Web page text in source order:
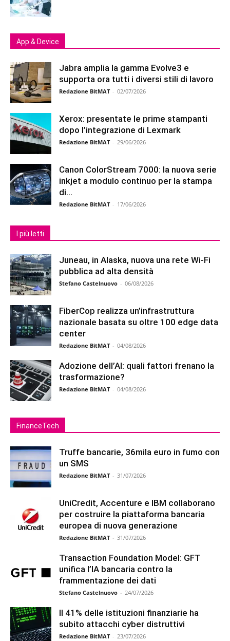
App & Device
Jabra amplia la gamma Evolve3 e
supporta ora tutti i diversi stili di lavoro
Redazione BitMAT - 02/07/2026
Xerox: presentate le prime stampanti
dopo l’integrazione di Lexmark
Redazione BitMAT - 29/06/2026
Canon ColorStream 7000: la nuova serie
inkjet a modulo continuo per la stampa
di...
Redazione BitMAT - 17/06/2026
I più letti
Juneau, in Alaska, nuova una rete Wi-Fi
pubblica ad alta densità
Stefano Castelnuovo - 06/08/2026
FiberCop realizza un’infrastruttura
nazionale basata su oltre 100 edge data
center
Redazione BitMAT - 04/08/2026
Adozione dell’AI: quali fattori frenano la
trasformazione?
Redazione BitMAT - 04/08/2026
FinanceTech
Truffe bancarie, 36mila euro in fumo con
un SMS
Redazione BitMAT - 31/07/2026
UniCredit, Accenture e IBM collaborano
per costruire la piattaforma bancaria
europea di nuova generazione
Redazione BitMAT - 31/07/2026
Transaction Foundation Model: GFT
unifica l’IA bancaria contro la
frammentazione dei dati
Stefano Castelnuovo - 24/07/2026
Il 41% delle istituzioni finanziarie ha
subito attacchi cyber distruttivi
Redazione BitMAT - 23/07/2026